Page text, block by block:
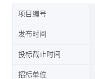
项目编号
发布时间
投标截止时间
招标单位